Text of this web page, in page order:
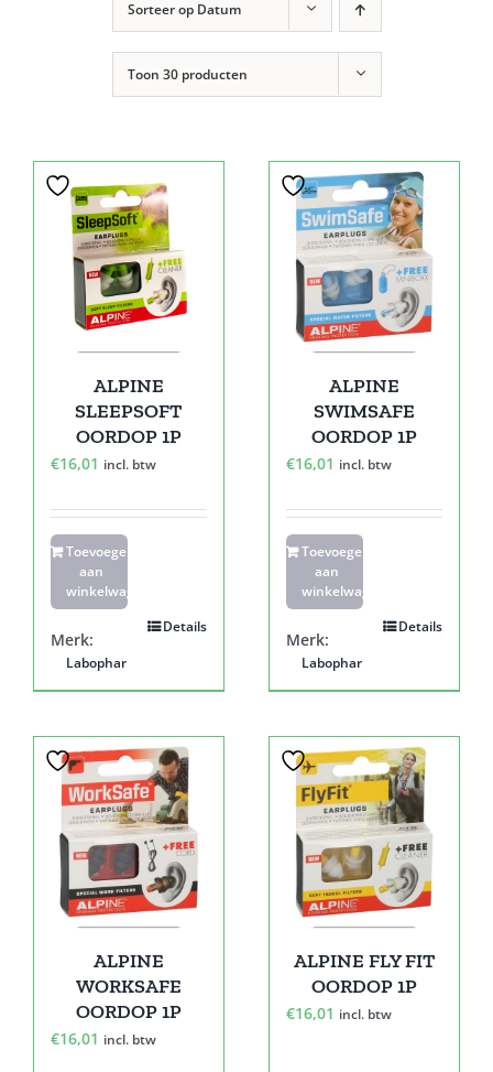
Sorteer op Datum
Toon 30 producten
ALPINE
SLEEPSOFT
OORDOP 1P
€16,01 incl. btw
Toevoegen
aan
winkelwagen
Details
Merk:
Labophar
ALPINE
SWIMSAFE
OORDOP 1P
€16,01 incl. btw
Toevoegen
aan
winkelwagen
Details
Merk:
Labophar
ALPINE
WORKSAFE
OORDOP 1P
€16,01 incl. btw
ALPINE FLY FIT
OORDOP 1P
€16,01 incl. btw